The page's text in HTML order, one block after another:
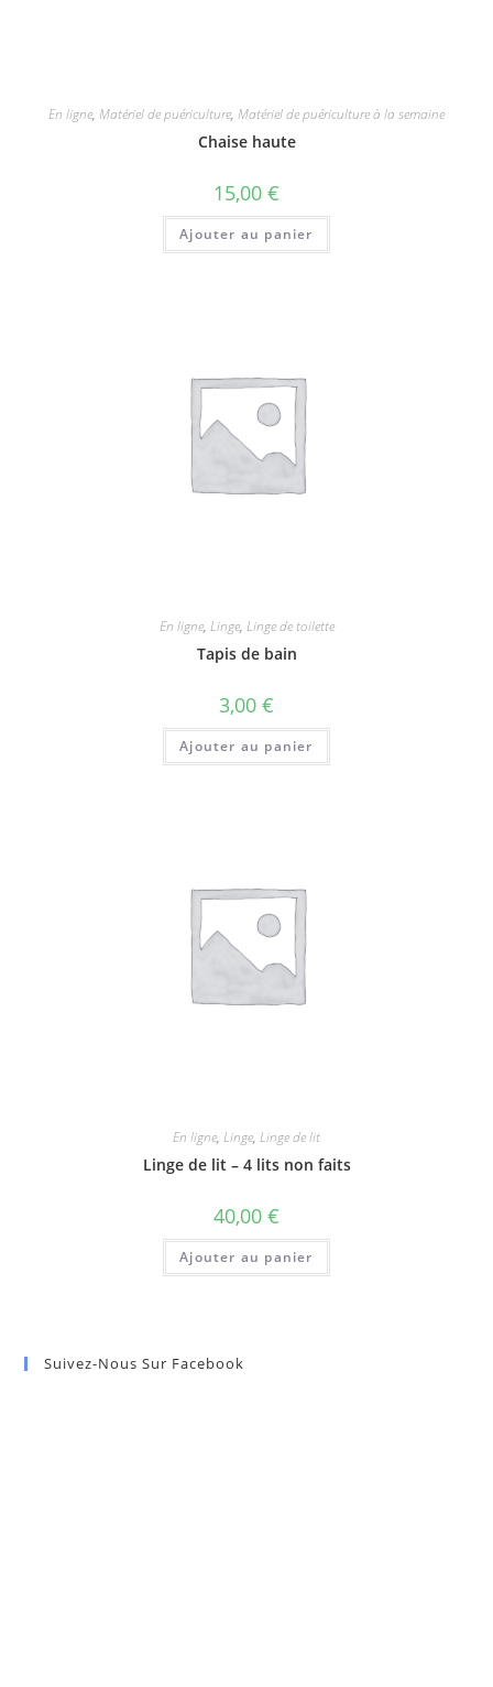
En ligne, Matériel de puériculture, Matériel de puériculture à la semaine
Chaise haute
15,00 €
Ajouter au panier
En ligne, Linge, Linge de toilette
Tapis de bain
3,00 €
Ajouter au panier
En ligne, Linge, Linge de lit
Linge de lit – 4 lits non faits
40,00 €
Ajouter au panier
Suivez-Nous Sur Facebook